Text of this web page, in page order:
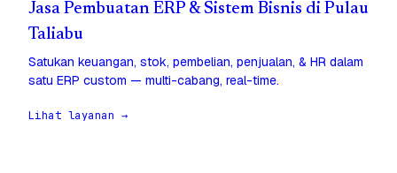
Jasa Pembuatan ERP & Sistem Bisnis di Pulau
Taliabu
Satukan keuangan, stok, pembelian, penjualan, & HR dalam
satu ERP custom — multi-cabang, real-time.
Lihat layanan →